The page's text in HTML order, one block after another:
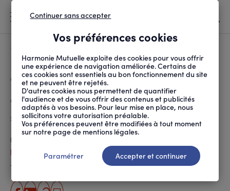
D'ARIANE
ACCUEIL PROTECTION SOCIALE DROITS ET DÉMARCHES CUMUL EMPLOI-RETRAIT...
Cumul emploi-retraite : quelles
sont les règles ?
Publié le
Didier Le Gorrec
Temps de lecture estimé 6 minute(s)
Vos préférences cookies
Harmonie Mutuelle exploite des cookies pour vous offrir
une expérience de navigation améliorée. Certains de
ces cookies sont essentiels au bon fonctionnement du site
et ne peuvent être rejetés.
D'autres cookies nous permettent de quantifier
l'audience et de vous offrir des contenus et publicités
adaptés à vos besoins. Pour leur mise en place, nous
sollicitons votre autorisation préalable.
Vos préférences peuvent être modifiées à tout moment
sur notre page de mentions légales.
Continuer sans accepter
Paramétrer Accepter et continuer